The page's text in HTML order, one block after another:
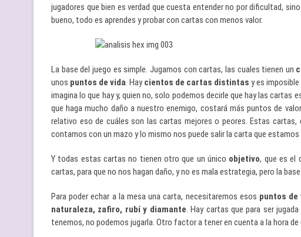
jugadores que bien es verdad que cuesta entender no por dificultad,
bueno, todo es aprendes y probar con cartas con menos valor.
La base del juego es simple. Jugamos con cartas, las cuales tienen un
unos puntos de vida. Haycientos de cartas distintas y es
imagina lo que hay y, quien no, solo podemos decirle que hay las cartas
que haga mucho daño a nuestro enemigo, costará más puntos de
relativo eso de cuáles son las cartas mejores o peores. Estas cartas,
contamos con un mazo y lo mismo nos puede salir la carta que estamos
Y todas estas cartas no tienen otro que un único objetivo, que es el
cartas, para que no nos hagan daño, y no es mala estrategia, pero la
Para poder echar a la mesa una carta, necesitaremos esos puntos de
naturaleza, zafiro, rubí y diamante. Hay cartas que para ser
tenemos, no podemos jugarla. Otro factor a tener en cuenta a la hora